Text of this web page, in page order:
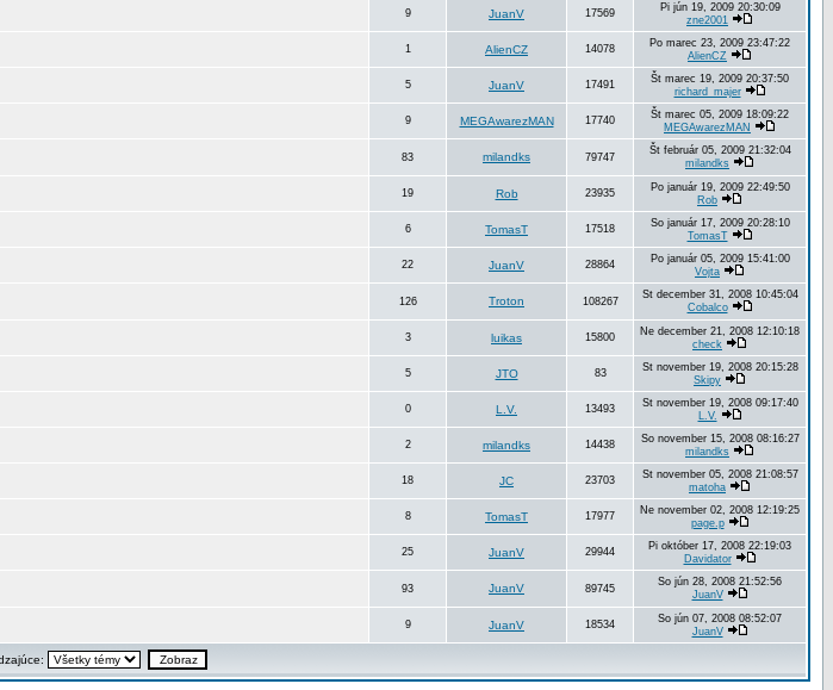
9 JuanV 17569
Pi jún 19, 2009 20:30:09
zne2001
1 AlienCZ 14078
Po marec 23, 2009 23:47:22
AlienCZ
5 JuanV 17491
Št marec 19, 2009 20:37:50
richard_majer
9 MEGAwarezMAN 17740
Št marec 05, 2009 18:09:22
MEGAwarezMAN
83 milandks 79747
Št február 05, 2009 21:32:04
milandks
19 Rob 23935
Po január 19, 2009 22:49:50
Rob
6 TomasT 17518
So január 17, 2009 20:28:10
TomasT
22 JuanV 28864
Po január 05, 2009 15:41:00
Vojta
126 Troton 108267
St december 31, 2008 10:45:04
Cobalco
3 luikas 15800
Ne december 21, 2008 12:10:18
check
5 JTO 83
St november 19, 2008 20:15:28
Skipy
0 L.V. 13493
St november 19, 2008 09:17:40
L.V.
2 milandks 14438
So november 15, 2008 08:16:27
milandks
18 JC 23703
St november 05, 2008 21:08:57
matoha
8 TomasT 17977
Ne november 02, 2008 12:19:25
page.p
25 JuanV 29944
Pi október 17, 2008 22:19:03
Davidator
93 JuanV 89745
So jún 28, 2008 21:52:56
JuanV
9 JuanV 18534
So jún 07, 2008 08:52:07
JuanV